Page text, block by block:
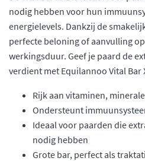
nodig hebben voor hun
energielevels. Dankzij de
perfecte beloning of aanvulling
werkingsduur. Geef je paard de
verdient met Equilannoo Vital Bar
Rijk aan vitaminen,
Ondersteunt
Ideaal voor paarden die
nodig hebben
Grote bar, perfect als